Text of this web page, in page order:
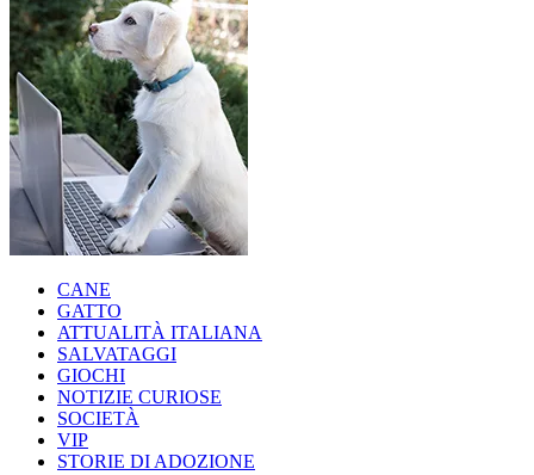
CANE
GATTO
ATTUALITÀ ITALIANA
SALVATAGGI
GIOCHI
NOTIZIE CURIOSE
SOCIETÀ
VIP
STORIE DI ADOZIONE